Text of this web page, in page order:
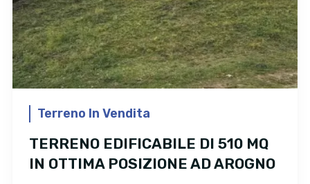
Terreno In Vendita
TERRENO EDIFICABILE DI 510 MQ
IN OTTIMA POSIZIONE AD AROGNO